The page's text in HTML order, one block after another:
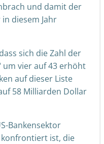
und damit der
diesem Jahr
sich die Zahl der
um vier auf 43 erhöht
auf dieser Liste
58 Milliarden Dollar
Bankensektor
ist, die